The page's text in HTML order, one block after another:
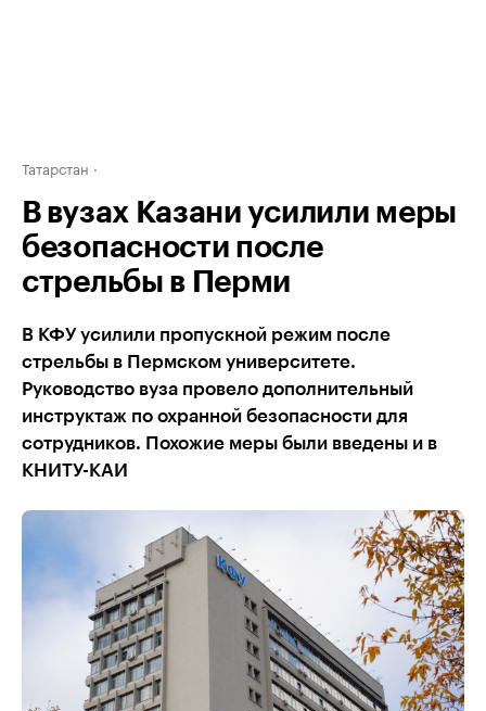
Татарстан
В вузах Казани усилили меры
безопасности после
стрельбы в Перми
В КФУ усилили пропускной режим после
стрельбы в Пермском университете.
Руководство вуза провело дополнительный
инструктаж по охранной безопасности для
сотрудников. Похожие меры были введены и в
КНИТУ-КАИ